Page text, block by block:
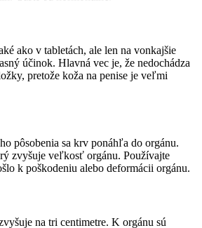
ako v tabletách, ale len na vonkajšie
účinok. Hlavná vec je, že nedochádza
pretože koža na penise je veľmi
pôsobenia sa krv ponáhľa do orgánu.
zvyšuje veľkosť orgánu. Používajte
k poškodeniu alebo deformácii orgánu.
na tri centimetre. K orgánu sú